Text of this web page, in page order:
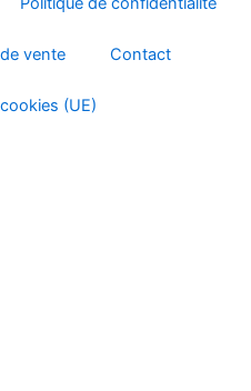
vente Contact
(UE)